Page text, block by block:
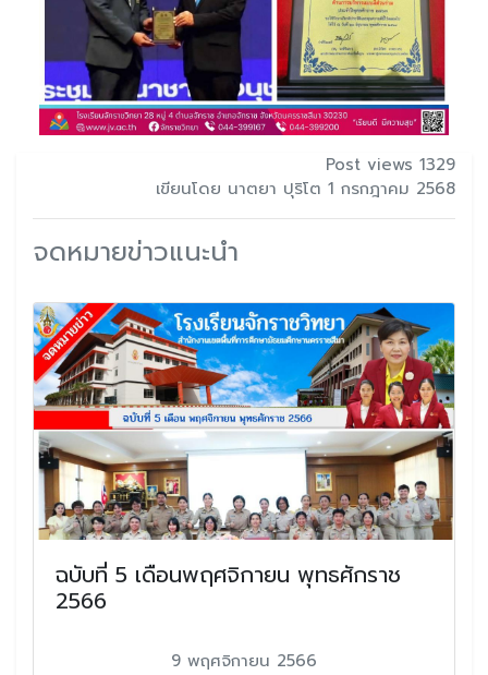
Post views 1329
เขียนโดย นาตยา ปุริโต 1 กรกฎาคม 2568
จดหมายข่าวแนะนำ
ฉบับที่ 5 เดือนพฤศจิกายน พุทธศักราช
2566
9 พฤศจิกายน 2566